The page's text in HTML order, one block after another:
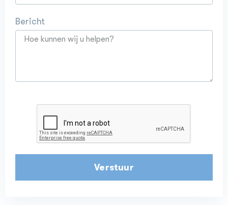
Bericht
Verstuur